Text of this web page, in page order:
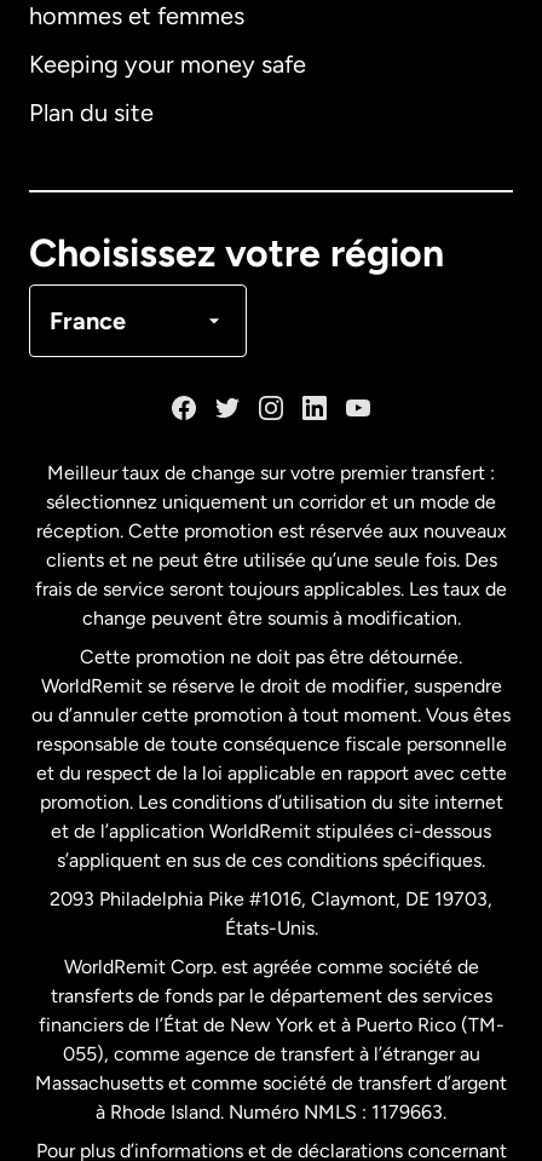
hommes et femmes
Keeping your money safe
Plan du site
Choisissez votre région
France
Allemagne
Français
États-Unis English
États-Unis Español
France
Malaisie
Nouvelle-Zélande
Pays-Bas
Royaume-Uni
Suède
Meilleur taux de change sur votre premier transfert :
sélectionnez uniquement un corridor et un mode de
réception. Cette promotion est réservée aux nouveaux
clients et ne peut être utilisée qu’une seule fois. Des
frais de service seront toujours applicables. Les taux de
change peuvent être soumis à modification.
Cette promotion ne doit pas être détournée.
WorldRemit se réserve le droit de modifier, suspendre
ou d’annuler cette promotion à tout moment. Vous êtes
responsable de toute conséquence fiscale personnelle
et du respect de la loi applicable en rapport avec cette
promotion. Les conditions d’utilisation du site internet
et de l’application WorldRemit stipulées ci-dessous
s’appliquent en sus de ces conditions spécifiques.
2093 Philadelphia Pike #1016, Claymont, DE 19703,
États-Unis.
WorldRemit Corp. est agréée comme société de
transferts de fonds par le département des services
financiers de l’État de New York et à Puerto Rico (TM-
055), comme agence de transfert à l’étranger au
Massachusetts et comme société de transfert d’argent
à Rhode Island. Numéro NMLS : 1179663.
Pour plus d’informations et de déclarations concernant